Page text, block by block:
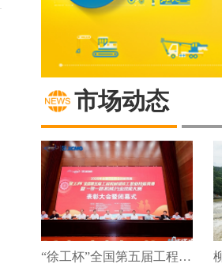
市场动态
“徐工杯”全国第五届工程机械维修工职业技能竞赛暨“一带一路”机械行业技能大赛圆满落幕